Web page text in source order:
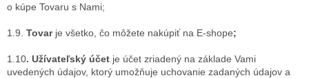
o kúpe Tovaru s Nami;
1.9. Tovarje všetko, čo môžete nakúpiť na E-shope;
1.10. Užívateľský účet je účet zriadený na základe Vami
uvedených údajov, ktorý umožňuje uchovanie zadaných údajov a